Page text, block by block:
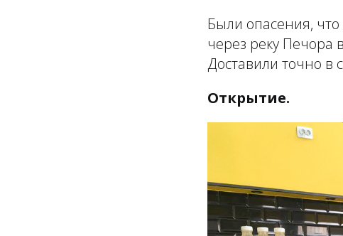
Были опасения, что
через реку Печора
Доставили точно в
Открытие.